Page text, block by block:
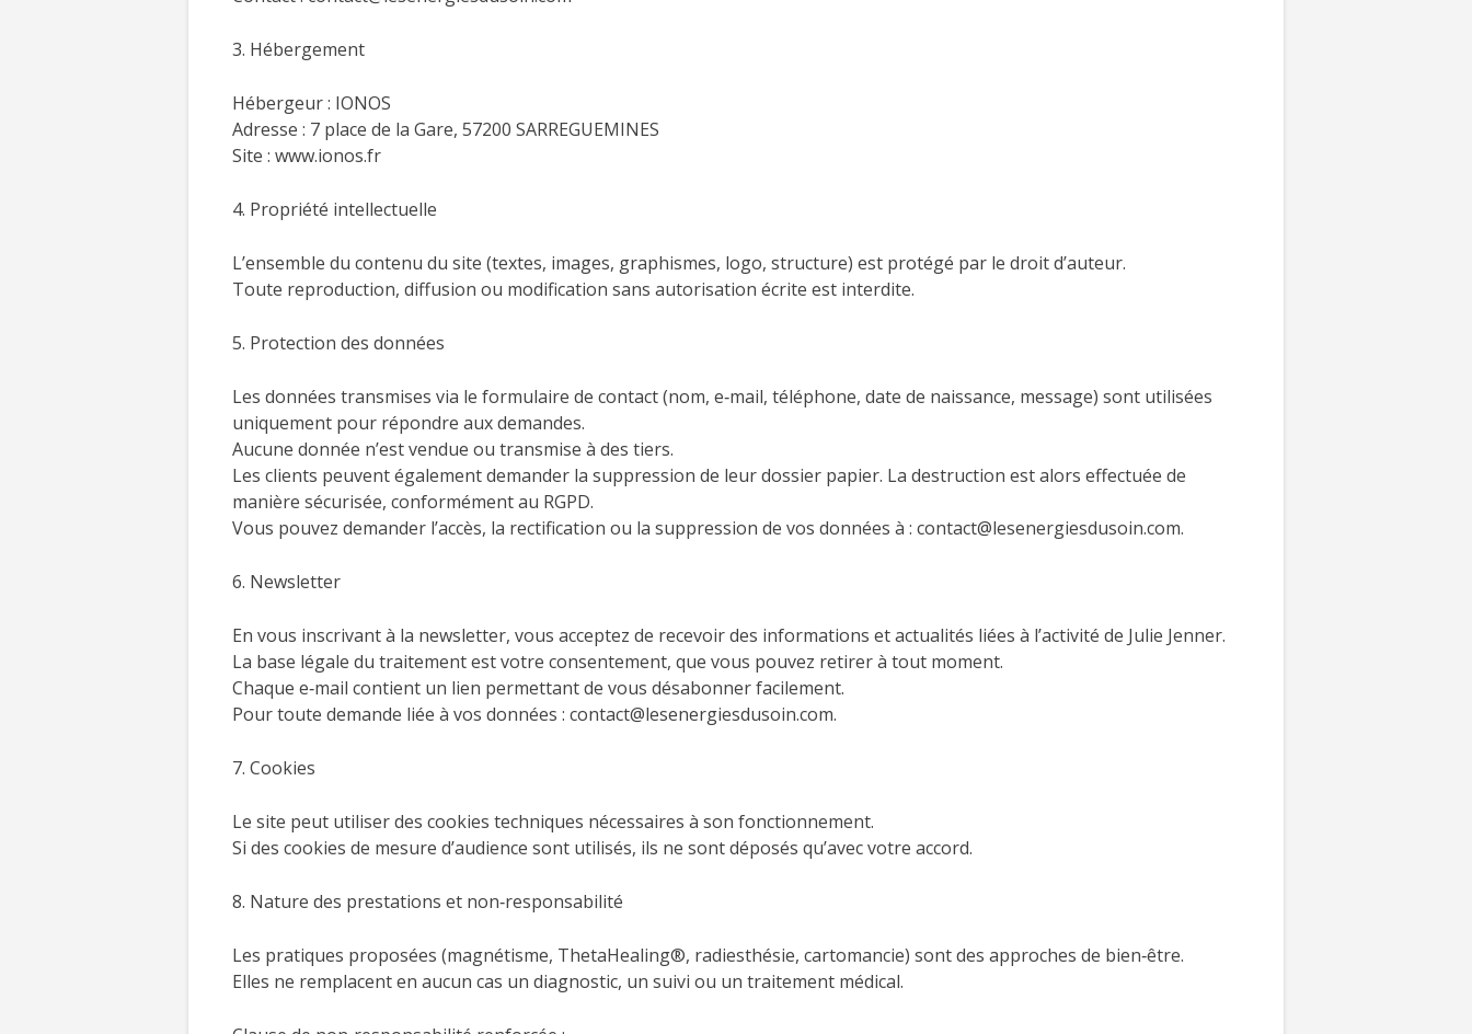
3. Hébergement
Hébergeur : IONOS
Adresse : 7 place de la Gare, 57200 SARREGUEMINES
Site : www.ionos.fr
4. Propriété intellectuelle
L’ensemble du contenu du site (textes, images, graphismes, logo, structure) est protégé par le droit d’auteur.
Toute reproduction, diffusion ou modification sans autorisation écrite est interdite.
5. Protection des données
Les données transmises via le formulaire de contact (nom, e‑mail, téléphone, date de naissance, message) sont utilisées
uniquement pour répondre aux demandes.
Aucune donnée n’est vendue ou transmise à des tiers.
Les clients peuvent également demander la suppression de leur dossier papier. La destruction est alors effectuée de
manière sécurisée, conformément au RGPD.
Vous pouvez demander l’accès, la rectification ou la suppression de vos données à : contact@lesenergiesdusoin.com.
6. Newsletter
En vous inscrivant à la newsletter, vous acceptez de recevoir des informations et actualités liées à l’activité de Julie Jenner.
La base légale du traitement est votre consentement, que vous pouvez retirer à tout moment.
Chaque e‑mail contient un lien permettant de vous désabonner facilement.
Pour toute demande liée à vos données : contact@lesenergiesdusoin.com.
7. Cookies
Le site peut utiliser des cookies techniques nécessaires à son fonctionnement.
Si des cookies de mesure d’audience sont utilisés, ils ne sont déposés qu’avec votre accord.
8. Nature des prestations et non‑responsabilité
Les pratiques proposées (magnétisme, ThetaHealing®, radiesthésie, cartomancie) sont des approches de bien‑être.
Elles ne remplacent en aucun cas un diagnostic, un suivi ou un traitement médical.